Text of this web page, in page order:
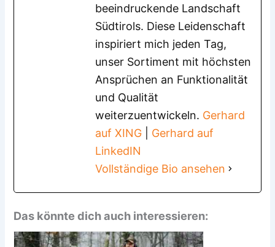
beeindruckende Landschaft
Südtirols. Diese Leidenschaft
inspiriert mich jeden Tag,
unser Sortiment mit höchsten
Ansprüchen an Funktionalität
und Qualität
weiterzuentwickeln. Gerhard
auf XING
Gerhard auf
LinkedIN
Vollständige Bio ansehen
Das könnte dich auch interessieren: